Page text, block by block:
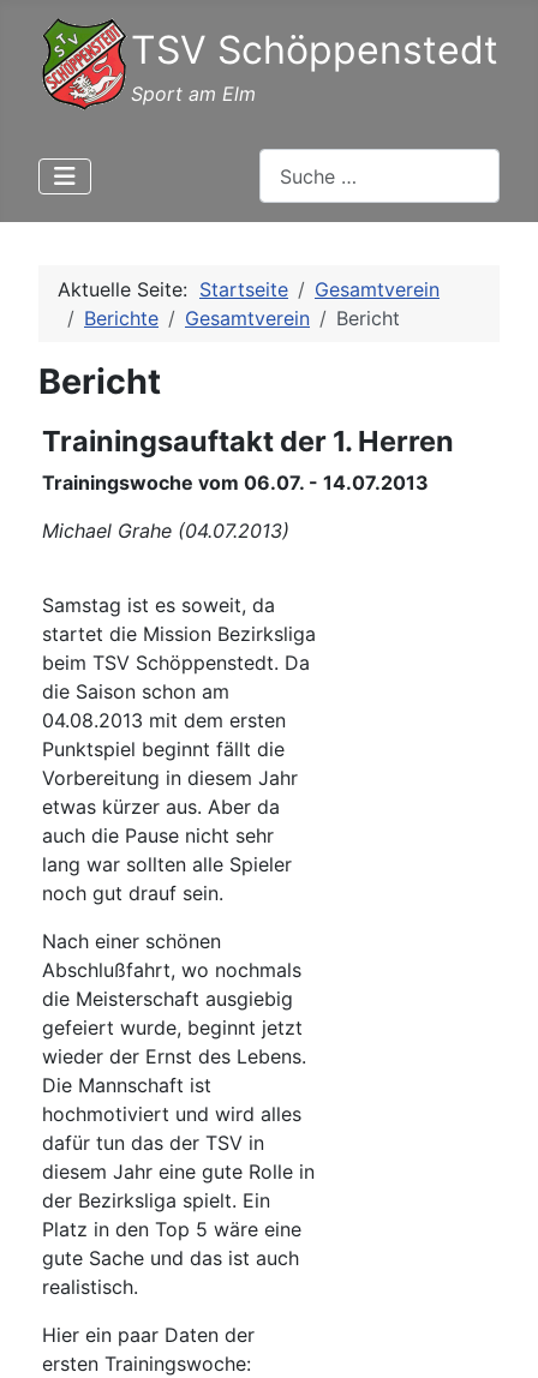
TSV Schöppenstedt
Sport am Elm
Aktuelle Seite: Startseite
Gesamtverein
Berichte
Gesamtverein Bericht
Bericht
Trainingsauftakt der 1. Herren
Trainingswoche vom 06.07. - 14.07.2013
Michael Grahe (04.07.2013)
Samstag ist es soweit, da
startet die Mission Bezirksliga
beim TSV Schöppenstedt. Da
die Saison schon am
04.08.2013 mit dem ersten
Punktspiel beginnt fällt die
Vorbereitung in diesem Jahr
etwas kürzer aus. Aber da
auch die Pause nicht sehr
lang war sollten alle Spieler
noch gut drauf sein.
Nach einer schönen
Abschlußfahrt, wo nochmals
die Meisterschaft ausgiebig
gefeiert wurde, beginnt jetzt
wieder der Ernst des Lebens.
Die Mannschaft ist
hochmotiviert und wird alles
dafür tun das der TSV in
diesem Jahr eine gute Rolle in
der Bezirksliga spielt. Ein
Platz in den Top 5 wäre eine
gute Sache und das ist auch
realistisch.
Hier ein paar Daten der
ersten Trainingswoche: